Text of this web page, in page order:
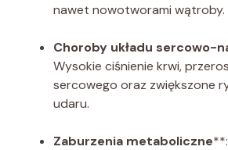
nawet nowotworami wątroby.
Choroby układu sercowo-
Wysokie ciśnienie krwi,
sercowego oraz zwiększone
udaru.
Zaburzenia metaboliczne